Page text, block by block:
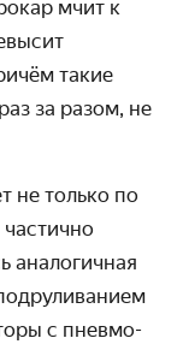
мчит к
такие
за разом, не
не только по
аналогичная
с пневмо­